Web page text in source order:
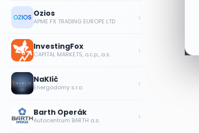
Ozios
APME FX TRADING EUROPE LTD ›
InvestingFox
CAPITAL MARKETS, o.c.p., a.s. ›
NaKlíč
Energodomy s.r.o. ›
Barth Operák
Autocentrum BARTH a.s. ›